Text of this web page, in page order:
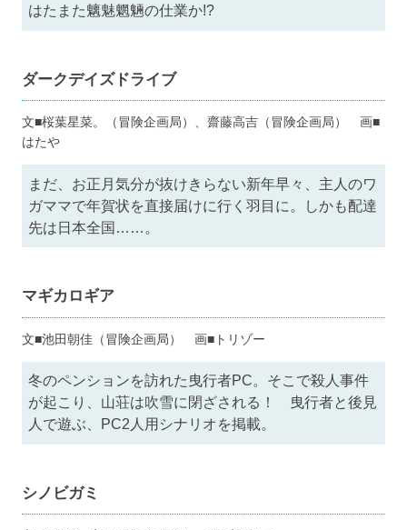
はたまた魑魅魍魎の仕業か!?
ダークデイズドライブ
文■桜葉星菜。（冒険企画局）、齋藤高吉（冒険企画局） 画■
はたや
まだ、お正月気分が抜けきらない新年早々、主人のワ
ガママで年賀状を直接届けに行く羽目に。しかも配達
先は日本全国……。
マギカロギア
文■池田朝佳（冒険企画局） 画■トリゾー
冬のペンションを訪れた曳行者PC。そこで殺人事件
が起こり、山荘は吹雪に閉ざされる！ 曳行者と後見
人で遊ぶ、PC2人用シナリオを掲載。
シノビガミ